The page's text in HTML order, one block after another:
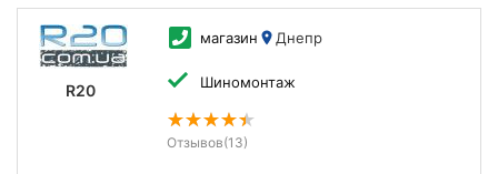
R20
магазин Днепр
Шиномонтаж
Отзывов(13)